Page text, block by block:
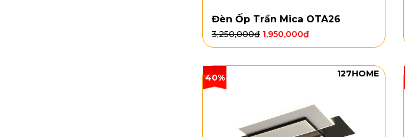
Đèn Ốp Trần Mica OTA26
3,250,000₫ 1,950,000₫
40% 127HOME